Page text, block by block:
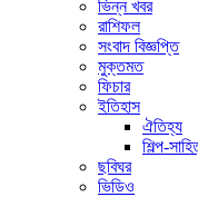
ভিন্ন খবর
রাশিফল
সংবাদ বিজ্ঞপ্তি
মুক্তমত
ফিচার
ইতিহাস
ঐতিহ্য
শিল্প-
ছবিঘর
ভিডিও